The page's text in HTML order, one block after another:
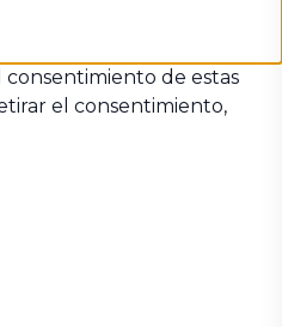
consentimiento de estas
el consentimiento,